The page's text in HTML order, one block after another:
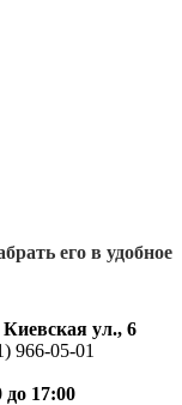
его в удобное
ул., 6
966-05-01
до 17:00